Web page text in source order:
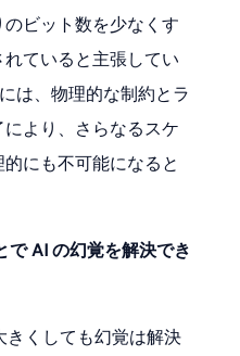
ビット数を少なくす
ていると主張してい
は、物理的な制約とラ
より、さらなるスケ
にも不可能になると
で AI の幻覚を解決でき
きくしても幻覚は解決